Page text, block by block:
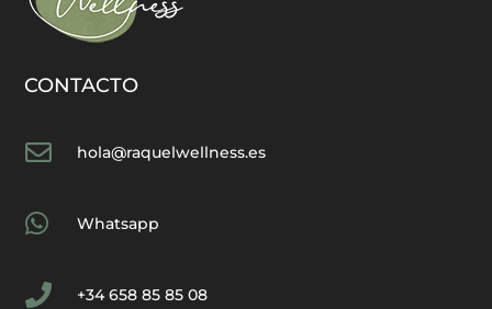
CONTACTO
 hola@raquelwellness.es
 Whatsapp
 +34 658 85 85 08